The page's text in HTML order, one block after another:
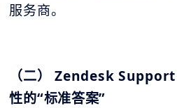
服务商。
（二） Zendesk
性的“标准答案”